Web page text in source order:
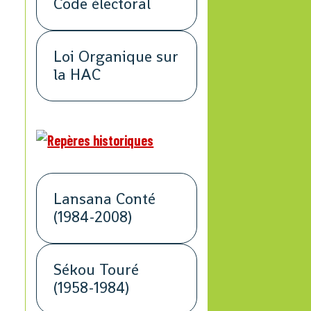
Loi Organique sur
la HAC
Lansana Conté
(1984-2008)
Sékou Touré
(1958-1984)